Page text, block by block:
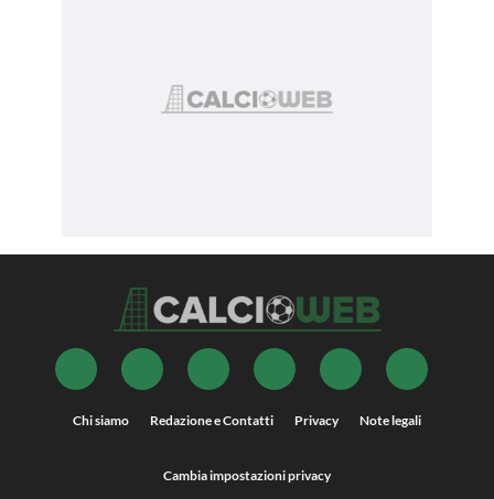
Chi siamo Redazione e Contatti Privacy Note legali
Cambia impostazioni privacy